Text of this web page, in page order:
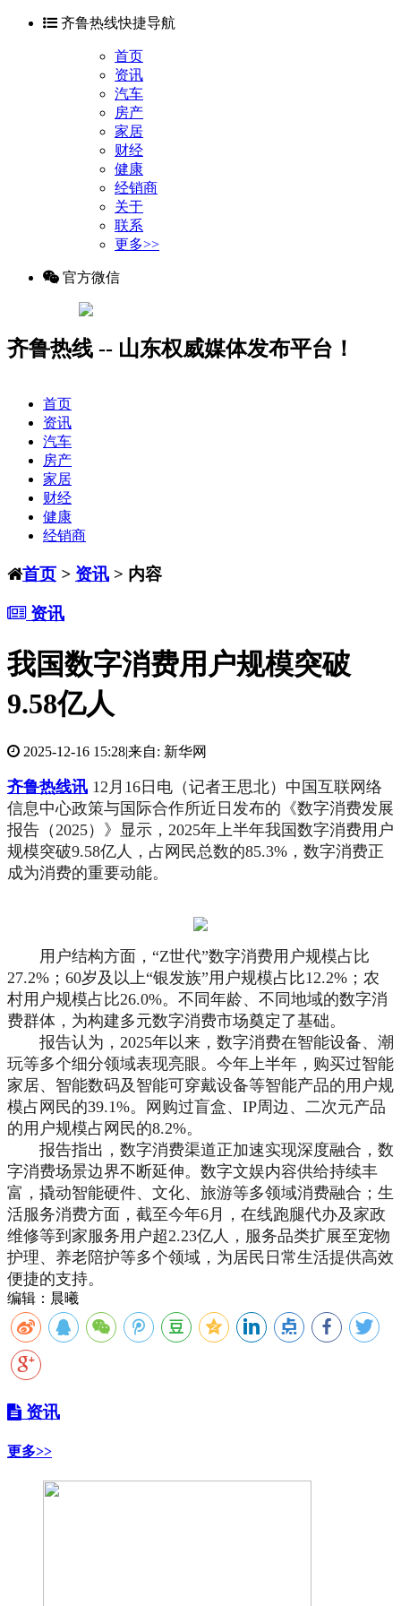
齐鲁热线快捷导航
首页
资讯
汽车
房产
家居
财经
健康
经销商
关于
联系
更多>>
官方微信
齐鲁热线 -- 山东权威媒体发布平台！
首页
资讯
汽车
房产
家居
财经
健康
经销商
首页 > 资讯 > 内容
资讯
我国数字消费用户规模突破
9.58亿人
2025-12-16 15:28|来自: 新华网
齐鲁热线讯 12月16日电（记者王思北）中国互联网络
信息中心政策与国际合作所近日发布的《数字消费发展
报告（2025）》显示，2025年上半年我国数字消费用户
规模突破9.58亿人，占网民总数的85.3%，数字消费正
成为消费的重要动能。
用户结构方面，“Z世代”数字消费用户规模占比
27.2%；60岁及以上“银发族”用户规模占比12.2%；农
村用户规模占比26.0%。不同年龄、不同地域的数字消
费群体，为构建多元数字消费市场奠定了基础。
报告认为，2025年以来，数字消费在智能设备、潮
玩等多个细分领域表现亮眼。今年上半年，购买过智能
家居、智能数码及智能可穿戴设备等智能产品的用户规
模占网民的39.1%。网购过盲盒、IP周边、二次元产品
的用户规模占网民的8.2%。
报告指出，数字消费渠道正加速实现深度融合，数
字消费场景边界不断延伸。数字文娱内容供给持续丰
富，撬动智能硬件、文化、旅游等多领域消费融合；生
活服务消费方面，截至今年6月，在线跑腿代办及家政
维修等到家服务用户超2.23亿人，服务品类扩展至宠物
护理、养老陪护等多个领域，为居民日常生活提供高效
便捷的支持。
编辑：晨曦
资讯
更多>>